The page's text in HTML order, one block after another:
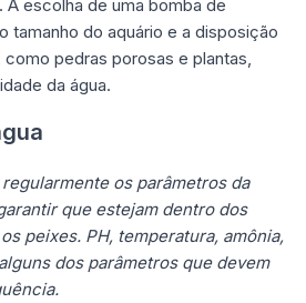
escolha de uma bomba de
tamanho do aquário e a disposição
pedras porosas e plantas,
da água.
os parâmetros da
que estejam dentro dos
peixes. PH, temperatura, amônia,
dos parâmetros que devem